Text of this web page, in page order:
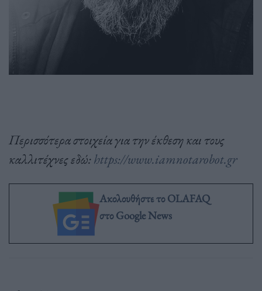
Περισσότερα στοιχεία για την έκθεση και τους
καλλιτέχνες εδώ: https://www.iamnotarobot.gr
Ακολουθήστε το OLAFAQ
στο Google News